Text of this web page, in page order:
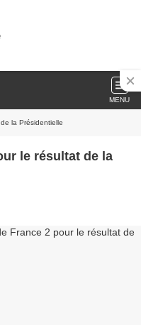
MENU
la Présidentielle
le résultat de la